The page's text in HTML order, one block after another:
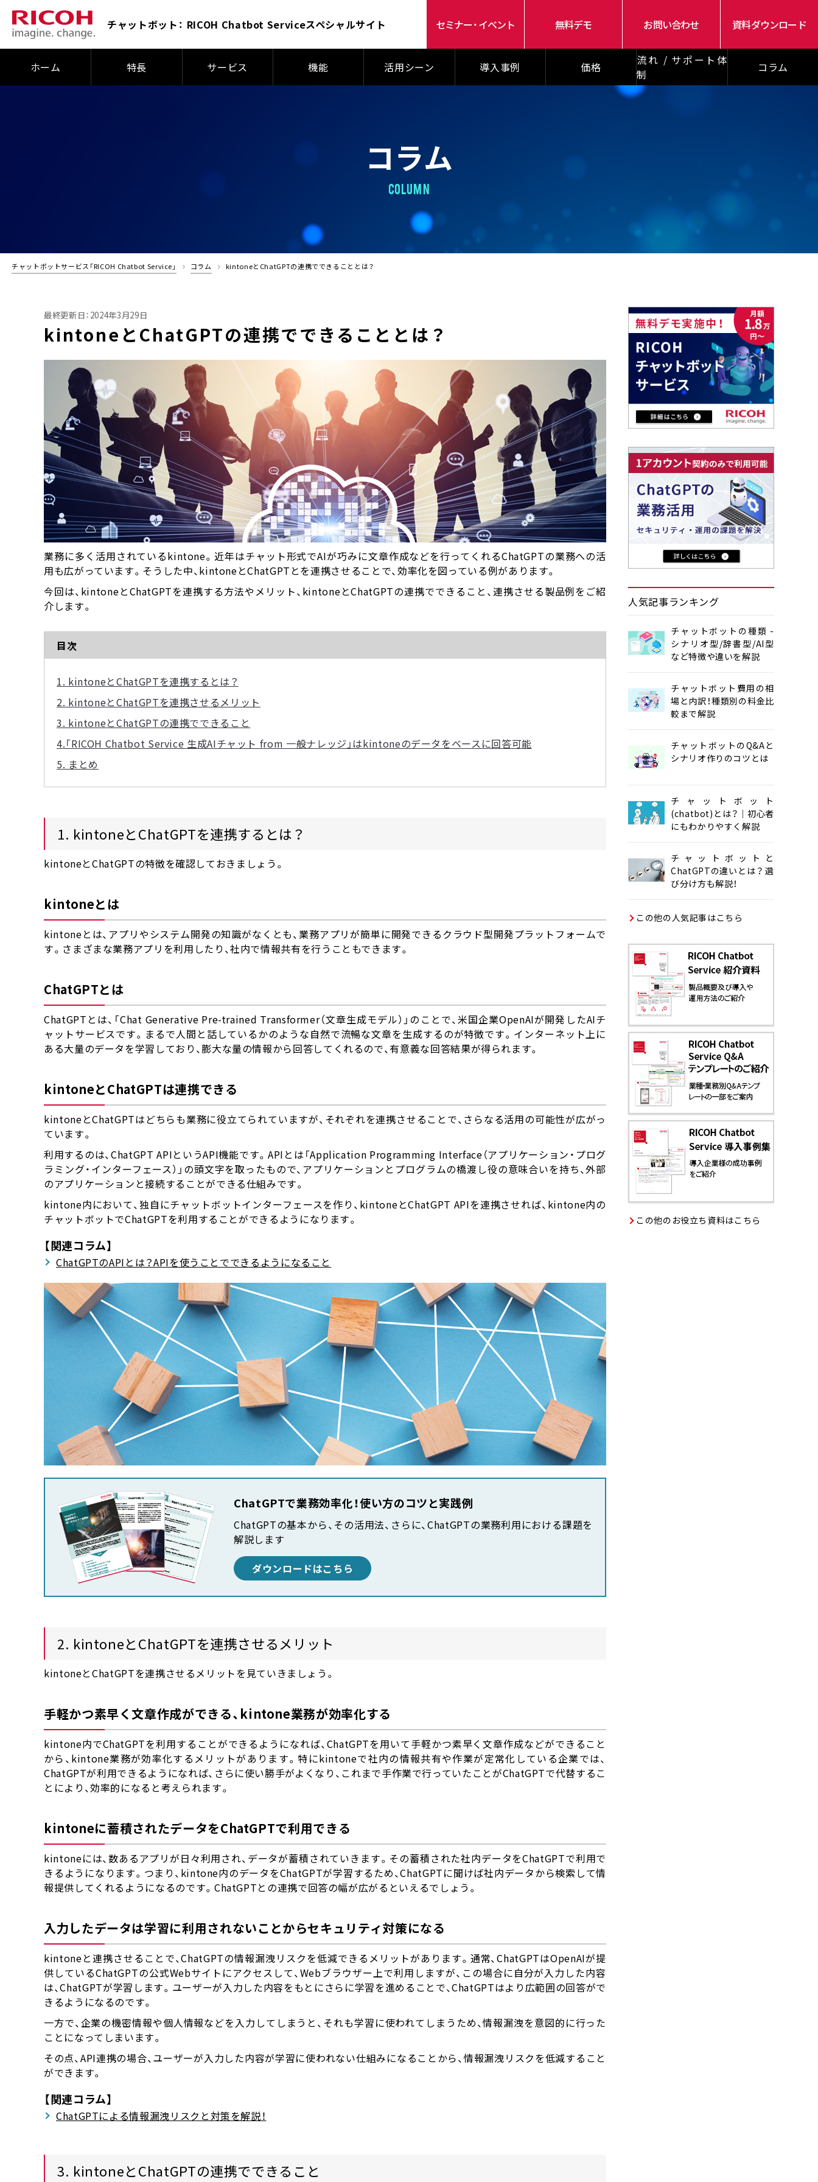
チャットボット： RICOH Chatbot Serviceスペシャルサイト セミナー・イベント 無料デモ お問い合わせ 資料ダウンロード
ホーム 特長 サービス 機能 活用シーン 導入事例 価格
流れ / サポート体
制
コラム
コラム
COLUMN
チャットボットサービス「RICOH Chatbot Service」 コラム kintoneとChatGPTの連携でできることとは？
最終更新日：2024年3月29日
kintoneとChatGPTの連携でできることとは？
業務に多く活用されているkintone。近年はチャット形式でAIが巧みに文章作成などを行ってくれるChatGPTの業務への活
用も広がっています。そうした中、kintoneとChatGPTとを連携させることで、効率化を図っている例があります。
今回は、kintoneとChatGPTを連携する方法やメリット、kintoneとChatGPTの連携でできること、連携させる製品例をご紹
介します。
目次
1. kintoneとChatGPTを連携するとは？
2. kintoneとChatGPTを連携させるメリット
3. kintoneとChatGPTの連携でできること
4.「RICOH Chatbot Service 生成AIチャット from 一般ナレッジ」はkintoneのデータをベースに回答可能
5. まとめ
1. kintoneとChatGPTを連携するとは？
kintoneとChatGPTの特徴を確認しておきましょう。
kintoneとは
kintoneとは、アプリやシステム開発の知識がなくとも、業務アプリが簡単に開発できるクラウド型開発プラットフォームで
す。さまざまな業務アプリを利用したり、社内で情報共有を行うこともできます。
ChatGPTとは
ChatGPTとは、「Chat Generative Pre-trained Transformer（文章生成モデル）」のことで、米国企業OpenAIが開発したAIチ
ャットサービスです。まるで人間と話しているかのような自然で流暢な文章を生成するのが特徴です。インターネット上に
ある大量のデータを学習しており、膨大な量の情報から回答してくれるので、有意義な回答結果が得られます。
kintoneとChatGPTは連携できる
kintoneとChatGPTはどちらも業務に役立てられていますが、それぞれを連携させることで、さらなる活用の可能性が広がっ
ています。
利用するのは、ChatGPT APIというAPI機能です。APIとは「Application Programming Interface（アプリケーション・プログ
ラミング・インターフェース）」の頭文字を取ったもので、アプリケーションとプログラムの橋渡し役の意味合いを持ち、外部
のアプリケーションと接続することができる仕組みです。
kintone内において、独自にチャットボットインターフェースを作り、kintoneとChatGPT APIを連携させれば、kintone内の
チャットボットでChatGPTを利用することができるようになります。
【関連コラム】
ChatGPTのAPIとは？APIを使うことでできるようになること
ChatGPTで業務効率化！使い方のコツと実践例
ChatGPTの基本から、その活用法、さらに、ChatGPTの業務利用における課題を
解説します
ダウンロードはこちら
2. kintoneとChatGPTを連携させるメリット
kintoneとChatGPTを連携させるメリットを見ていきましょう。
手軽かつ素早く文章作成ができる、kintone業務が効率化する
kintone内でChatGPTを利用することができるようになれば、ChatGPTを用いて手軽かつ素早く文章作成などができること
から、kintone業務が効率化するメリットがあります。特にkintoneで社内の情報共有や作業が定常化している企業では、
ChatGPTが利用できるようになれば、さらに使い勝手がよくなり、これまで手作業で行っていたことがChatGPTで代替するこ
とにより、効率的になると考えられます。
kintoneに蓄積されたデータをChatGPTで利用できる
kintoneには、数あるアプリが日々利用され、データが蓄積されていきます。その蓄積された社内データをChatGPTで利用で
きるようになります。つまり、kintone内のデータをChatGPTが学習するため、ChatGPTに聞けば社内データから検索して情
報提供してくれるようになるのです。ChatGPTとの連携で回答の幅が広がるといえるでしょう。
入力したデータは学習に利用されないことからセキュリティ対策になる
kintoneと連携させることで、ChatGPTの情報漏洩リスクを低減できるメリットがあります。通常、ChatGPTはOpenAIが提
供しているChatGPTの公式Webサイトにアクセスして、Webブラウザー上で利用しますが、この場合に自分が入力した内容
は、ChatGPTが学習します。ユーザーが入力した内容をもとにさらに学習を進めることで、ChatGPTはより広範囲の回答がで
きるようになるのです。
一方で、企業の機密情報や個人情報などを入力してしまうと、それも学習に使われてしまうため、情報漏洩を意図的に行った
ことになってしまいます。
その点、API連携の場合、ユーザーが入力した内容が学習に使われない仕組みになることから、情報漏洩リスクを低減すること
ができます。
【関連コラム】
ChatGPTによる情報漏洩リスクと対策を解説！
3. kintoneとChatGPTの連携でできること
人気記事ランキング
チャットボットの種類 -
シナリオ型/辞書型/AI型
など特徴や違いを解説
チャットボット費用の相
場と内訳！種類別の料金比
較まで解説
チャットボットのQ&Aと
シナリオ作りのコツとは
チャットボット
(chatbot)とは？│初心者
にもわかりやすく解説
チャットボットと
ChatGPTの違いとは？ 選
び分け方も解説！
この他の人気記事はこちら
この他のお役立ち資料はこちら